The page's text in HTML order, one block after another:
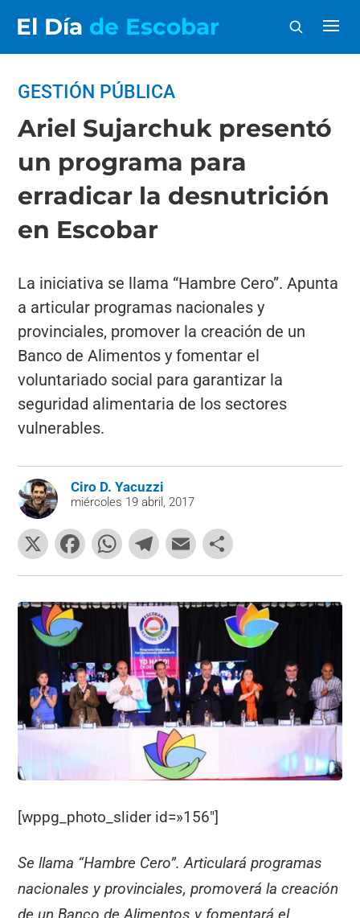
El Día de Escobar
GESTIÓN PÚBLICA
Ariel Sujarchuk presentó
un programa para
erradicar la desnutrición
en Escobar
La iniciativa se llama “Hambre Cero”. Apunta
a articular programas nacionales y
provinciales, promover la creación de un
Banco de Alimentos y fomentar el
voluntariado social para garantizar la
seguridad alimentaria de los sectores
vulnerables.
Ciro D. Yacuzzi
miércoles 19 abril, 2017
X
F
a
c
o
o
k
W
h
at
s
A
p
p
T
el
e
gr
a
m
E
m
ai
o
m
p
ar
tir
[wppg_photo_slider id=»156″]
Se llama “Hambre Cero”. Articulará programas
nacionales y provinciales, promoverá la creación